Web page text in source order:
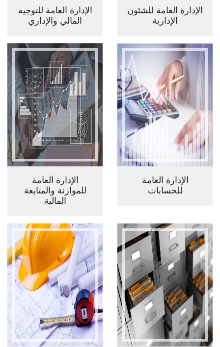
الإدارة العامة للشئون
الإدارية
الإدارة العامة للتوجيه
المالي والإداري
الإدارة العامة
للحسابات
الإدارة العامة
للموازنة والمتابعة
المالية